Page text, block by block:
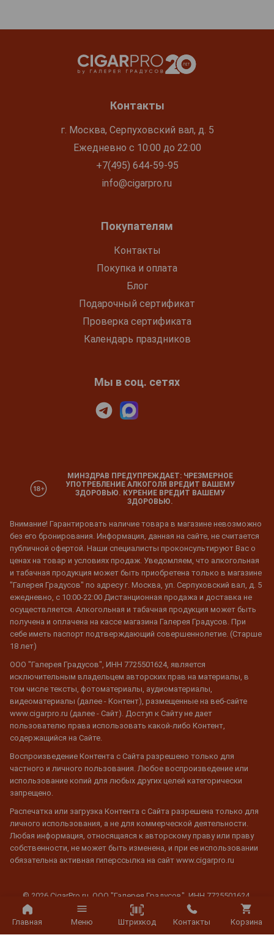
Главная Меню Штрихкод Контакты Корзина
Контакты
г. Москва, Серпуховский вал, д. 5
Ежедневно с 10:00 до 22:00
+7(495) 644-59-95
info@cigarpro.ru
Покупателям
Контакты
Покупка и оплата
Блог
Подарочный сертификат
Проверка сертификата
Календарь праздников
Мы в соц. сетях
МИНЗДРАВ ПРЕДУПРЕЖДАЕТ: ЧРЕЗМЕРНОЕ
УПОТРЕБЛЕНИЕ АЛКОГОЛЯ ВРЕДИТ ВАШЕМУ
ЗДОРОВЬЮ. КУРЕНИЕ ВРЕДИТ ВАШЕМУ
ЗДОРОВЬЮ.
Внимание! Гарантировать наличие товара в магазине невозможно
без его бронирования. Информация, данная на сайте, не считается
публичной офертой. Наши специалисты проконсультируют Вас о
ценах на товар и условиях продаж. Уведомляем, что алкогольная
и табачная продукция может быть приобретена только в магазине
"Галерея Градусов" по адресу г. Москва, ул. Серпуховский вал, д. 5
ежедневно, с 10:00-22:00 Дистанционная продажа и доставка не
осуществляется. Алкогольная и табачная продукция может быть
получена и оплачена на кассе магазина Галерея Градусов. При
себе иметь паспорт подтверждающий совершеннолетие. (Старше
18 лет)
ООО "Галерея Градусов", ИНН 7725501624, является
исключительным владельцем авторских прав на материалы, в
том числе тексты, фотоматериалы, аудиоматериалы,
видеоматериалы (далее - Контент), размещенные на веб-сайте
www.cigarpro.ru (далее - Сайт). Доступ к Сайту не дает
пользователю права использовать какой-либо Контент,
содержащийся на Сайте.
Воспроизведение Контента с Сайта разрешено только для
частного и личного пользования. Любое воспроизведение или
использование копий для любых других целей категорически
запрещено.
Распечатка или загрузка Контента с Сайта разрешена только для
личного использования, а не для коммерческой деятельности.
Любая информация, относящаяся к авторскому праву или праву
собственности, не может быть изменена, и при ее использовании
обязательна активная гиперссылка на сайт www.cigarpro.ru
© 2026 CigarPro.ru, ООО "Галерея Градусов", ИНН 7725501624,
Лицензия №77РПА0003933 c 20 апреля 2007 г. до 19 апреля 2027 г.
Все права защищены.